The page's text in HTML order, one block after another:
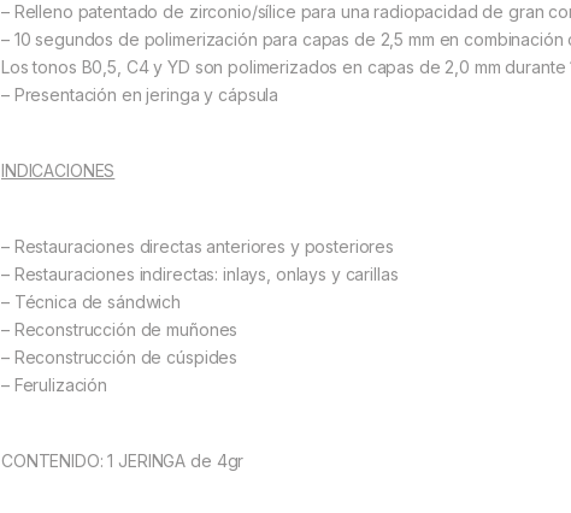
– Relleno patentado de zirconio/sílice para una radiopacidad de gran
– 10 segundos de polimerización para capas de 2,5 mm en combinación
Los tonos B0,5, C4 y YD son polimerizados en capas de 2,0 mm durante
– Presentación en jeringa y cápsula
INDICACIONES
– Restauraciones directas anteriores y posteriores
– Restauraciones indirectas: inlays, onlays y carillas
– Técnica de sándwich
– Reconstrucción de muñones
– Reconstrucción de cúspides
– Ferulización
CONTENIDO: 1 JERINGA de 4gr